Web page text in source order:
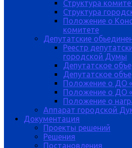
Структура
Структура
Положение о
комитете
Депутатские
Реестр
городской Думы
Депутатское
Депутатское
Положение о ДО
Положение о ДО
Положение о
Аппарат городской
Документация
Проекты решений
Решения
Постановления